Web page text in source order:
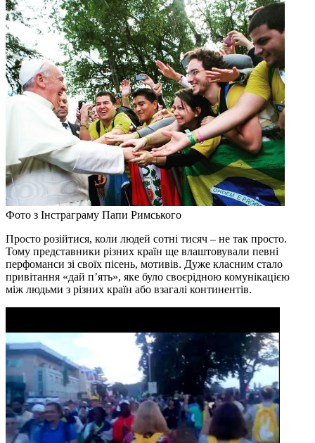
Фото з Інстраграму Папи Римського
Просто розійтися, коли людей сотні тисяч – не так просто.
Тому представники різних країн ще влаштовували певні
перфоманси зі своїх пісень, мотивів. Дуже класним стало
привітання «дай п’ять», яке було своєрідною комунікацією
між людьми з різних країн або взагалі континентів.